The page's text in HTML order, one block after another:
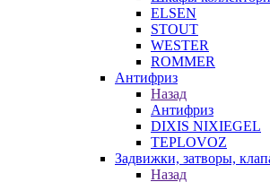
ELSEN
STOUT
WESTER
ROMMER
Антифриз
Назад
Антифриз
DIXIS NIXIEGEL
TEPLOVOZ
Задвижки, затворы,
Назад